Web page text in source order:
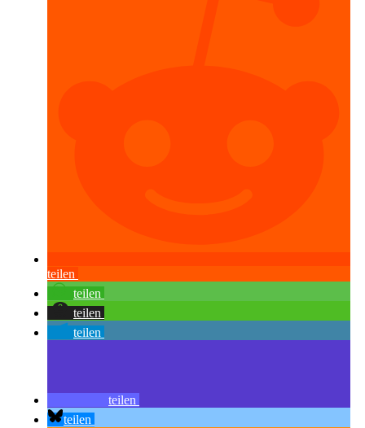
teilen
teilen
teilen
teilen
teilen
teilen